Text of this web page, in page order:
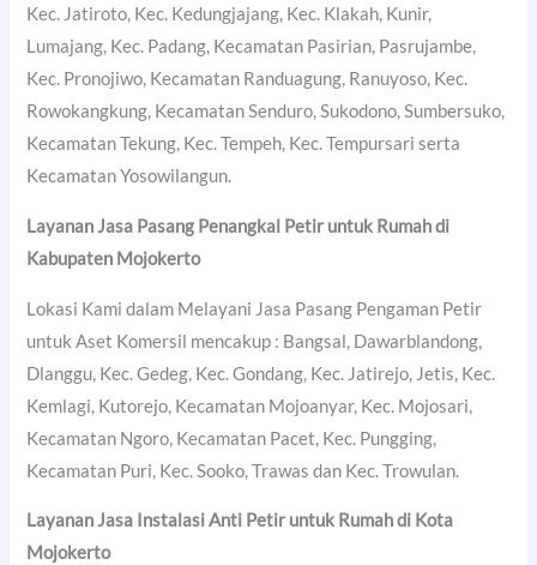
Kec. Jatiroto, Kec. Kedungjajang, Kec. Klakah, Kunir,
Lumajang, Kec. Padang, Kecamatan Pasirian, Pasrujambe,
Kec. Pronojiwo, Kecamatan Randuagung, Ranuyoso, Kec.
Rowokangkung, Kecamatan Senduro, Sukodono, Sumbersuko,
Kecamatan Tekung, Kec. Tempeh, Kec. Tempursari serta
Kecamatan Yosowilangun.
Layanan Jasa Pasang Penangkal Petir untuk Rumah di
Kabupaten Mojokerto
Lokasi Kami dalam Melayani Jasa Pasang Pengaman Petir
untuk Aset Komersil mencakup : Bangsal, Dawarblandong,
Dlanggu, Kec. Gedeg, Kec. Gondang, Kec. Jatirejo, Jetis, Kec.
Kemlagi, Kutorejo, Kecamatan Mojoanyar, Kec. Mojosari,
Kecamatan Ngoro, Kecamatan Pacet, Kec. Pungging,
Kecamatan Puri, Kec. Sooko, Trawas dan Kec. Trowulan.
Layanan Jasa Instalasi Anti Petir untuk Rumah di Kota
Mojokerto